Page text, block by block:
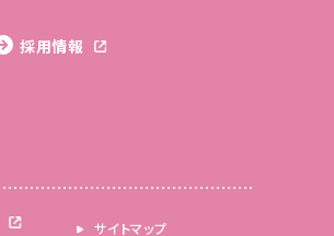
採用情報
サイトマップ